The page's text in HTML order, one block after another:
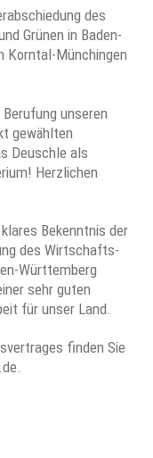
des
Grünen in Baden-
Korntal-Münchingen
unseren
gewählten
Deuschle als
Herzlichen
Bekenntnis der
des Wirtschafts-
Württemberg
sehr guten
für unser Land.
finden Sie